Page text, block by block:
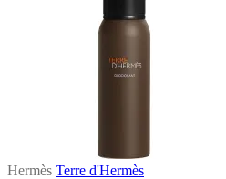
Hermès Terre d'Hermès